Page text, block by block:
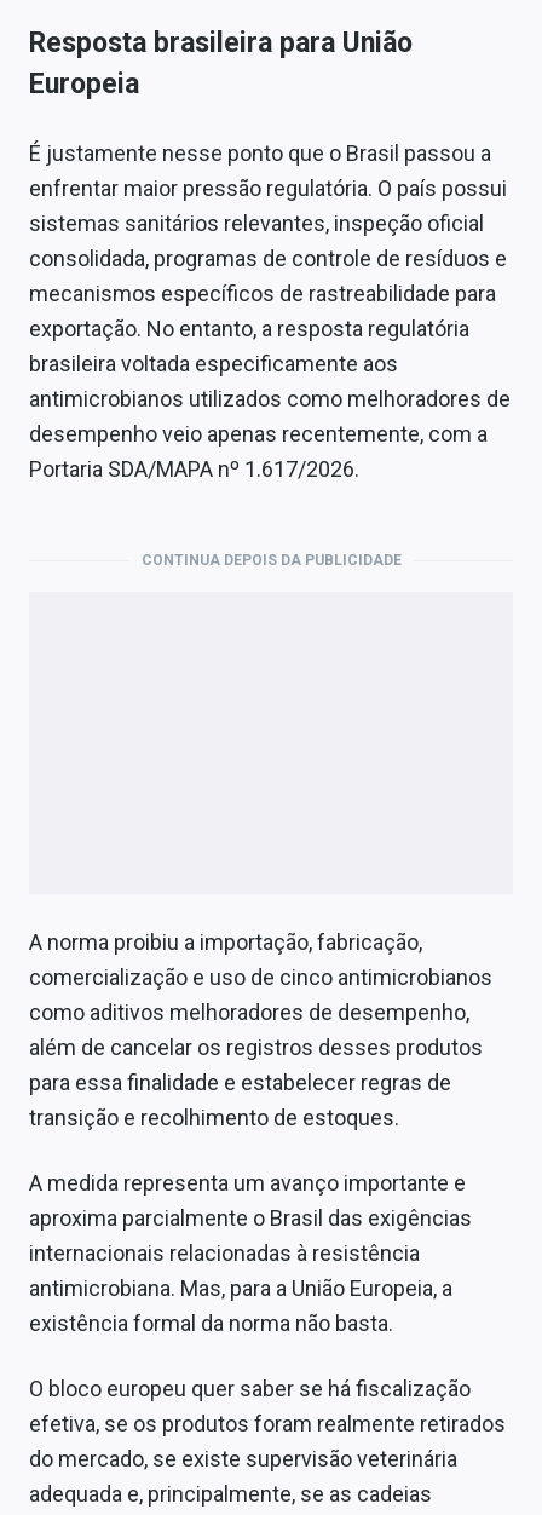
Resposta brasileira para União
Europeia
É justamente nesse ponto que o Brasil passou a
enfrentar maior pressão regulatória. O país possui
sistemas sanitários relevantes, inspeção oficial
consolidada, programas de controle de resíduos e
mecanismos específicos de rastreabilidade para
exportação. No entanto, a resposta regulatória
brasileira voltada especificamente aos
antimicrobianos utilizados como melhoradores de
desempenho veio apenas recentemente, com a
Portaria SDA/MAPA nº 1.617/2026.
CONTINUA DEPOIS DA PUBLICIDADE
A norma proibiu a importação, fabricação,
comercialização e uso de cinco antimicrobianos
como aditivos melhoradores de desempenho,
além de cancelar os registros desses produtos
para essa finalidade e estabelecer regras de
transição e recolhimento de estoques.
A medida representa um avanço importante e
aproxima parcialmente o Brasil das exigências
internacionais relacionadas à resistência
antimicrobiana. Mas, para a União Europeia, a
existência formal da norma não basta.
O bloco europeu quer saber se há fiscalização
efetiva, se os produtos foram realmente retirados
do mercado, se existe supervisão veterinária
adequada e, principalmente, se as cadeias